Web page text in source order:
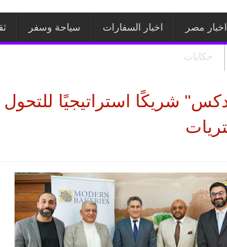
اخبار مصر اخبار السفارات سياحة وسفر
حكايات
شريكًا استراتيجيًا